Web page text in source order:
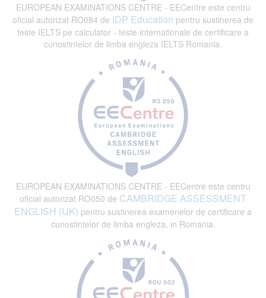
EUROPEAN EXAMINATIONS CENTRE - EECentre este centru
oficial autorizat RO084 de IDP Education pentru sustinerea de
teste IELTS pe calculator - teste internationale de certificare a
cunostintelor de limba engleza IELTS Romania.
EUROPEAN EXAMINATIONS CENTRE - EECentre este centru
oficial autorizat RO050 de CAMBRIDGE ASSESSMENT
ENGLISH (UK) pentru sustinerea examenelor de certificare a
cunostintelor de limba engleza, in Romania.